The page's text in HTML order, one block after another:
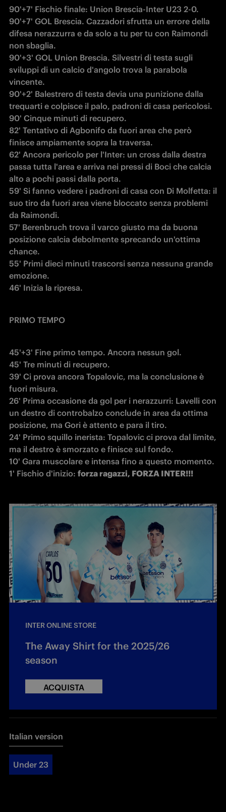
90'+7' Fischio finale: Union Brescia-Inter U23 2-0.
90'+7' GOL Brescia. Cazzadori sfrutta un errore della
difesa nerazzurra e da solo a tu per tu con Raimondi
non sbaglia.
90'+3' GOL Union Brescia. Silvestri di testa sugli
sviluppi di un calcio d'angolo trova la parabola
vincente.
90'+2' Balestrero di testa devia una punizione dalla
trequarti e colpisce il palo, padroni di casa pericolosi.
90' Cinque minuti di recupero.
82' Tentativo di Agbonifo da fuori area che però
finisce ampiamente sopra la traversa.
62' Ancora pericolo per l'Inter: un cross dalla destra
passa tutta l'area e arriva nei pressi di Boci che calcia
alto a pochi passi dalla porta.
59' Si fanno vedere i padroni di casa con Di Molfetta: il
suo tiro da fuori area viene bloccato senza problemi
da Raimondi.
57' Berenbruch trova il varco giusto ma da buona
posizione calcia debolmente sprecando un'ottima
chance.
55' Primi dieci minuti trascorsi senza nessuna grande
emozione.
46' Inizia la ripresa.
PRIMO TEMPO
45'+3' Fine primo tempo. Ancora nessun gol.
45' Tre minuti di recupero.
39' Ci prova ancora Topalovic, ma la conclusione è
fuori misura.
26' Prima occasione da gol per i nerazzurri: Lavelli con
un destro di controbalzo conclude in area da ottima
posizione, ma Gori è attento e para il tiro.
24' Primo squillo inerista: Topalovic ci prova dal limite,
ma il destro è smorzato e finisce sul fondo.
10' Gara muscolare e intensa fino a questo momento.
1' Fischio d'inizio: forza ragazzi, FORZA INTER!!!
INTER ONLINE STORE
The Away Shirt for the 2025/26
season
ACQUISTA
Italian version
Under 23